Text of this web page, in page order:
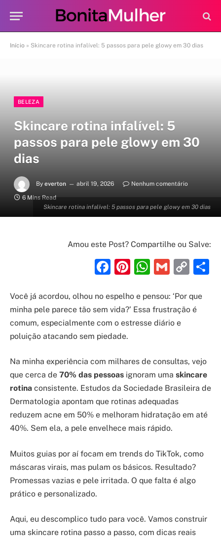
Início » Skincare rotina infalível: 5 passos para pele glowy em 30 dias
Skincare rotina infalível: 5 passos para pele glowy em 30 dias
BELEZA
Skincare rotina infalível: 5
passos para pele glowy em 30
dias
By everton abril 19, 2026
Nenhum comentário
6 Mins Read
Amou este Post? Compartilhe ou Salve:
Facebook
Pinterest
Gmail
Você já acordou, olhou no espelho e pensou: ‘Por que
minha pele parece tão sem vida?’ Essa frustração é
comum, especialmente com o estresse diário e
poluição atacando sem piedade.
Na minha experiência com milhares de consultas, vejo
que cerca de 70% das pessoas ignoram uma skincare
rotina consistente. Estudos da Sociedade Brasileira de
Dermatologia apontam que rotinas adequadas
reduzem acne em 50% e melhoram hidratação em até
40%. Sem ela, a pele envelhece mais rápido.
Muitos guias por aí focam em trends do TikTok, como
máscaras virais, mas pulam os básicos. Resultado?
Promessas vazias e pele irritada. O que falta é algo
prático e personalizado.
Aqui, eu descomplico tudo para você. Vamos construir
uma skincare rotina passo a passo, com dicas reais